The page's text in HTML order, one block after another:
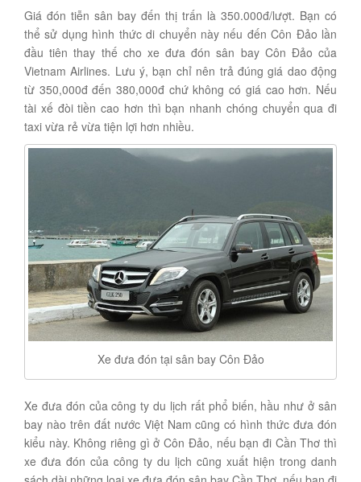
Giá đón tiễn sân bay đến thị trấn là 350.000đ/lượt. Bạn có
thể sử dụng hình thức di chuyển này nếu đến Côn Đảo lần
đầu tiên thay thế cho xe đưa đón sân bay Côn Đảo của
Vietnam Airlines. Lưu ý, bạn chỉ nên trả đúng giá dao động
từ 350,000đ đến 380,000đ chứ không có giá cao hơn. Nếu
tài xế đòi tiền cao hơn thì bạn nhanh chóng chuyển qua đi
taxi vừa rẻ vừa tiện lợi hơn nhiều.
Xe đưa đón tại sân bay Côn Đảo
Xe đưa đón của công ty du lịch rất phổ biến, hầu như ở sân
bay nào trên đất nước Việt Nam cũng có hình thức đưa đón
kiểu này. Không riêng gì ở Côn Đảo, nếu bạn đi Cần Thơ thì
xe đưa đón của công ty du lịch cũng xuất hiện trong danh